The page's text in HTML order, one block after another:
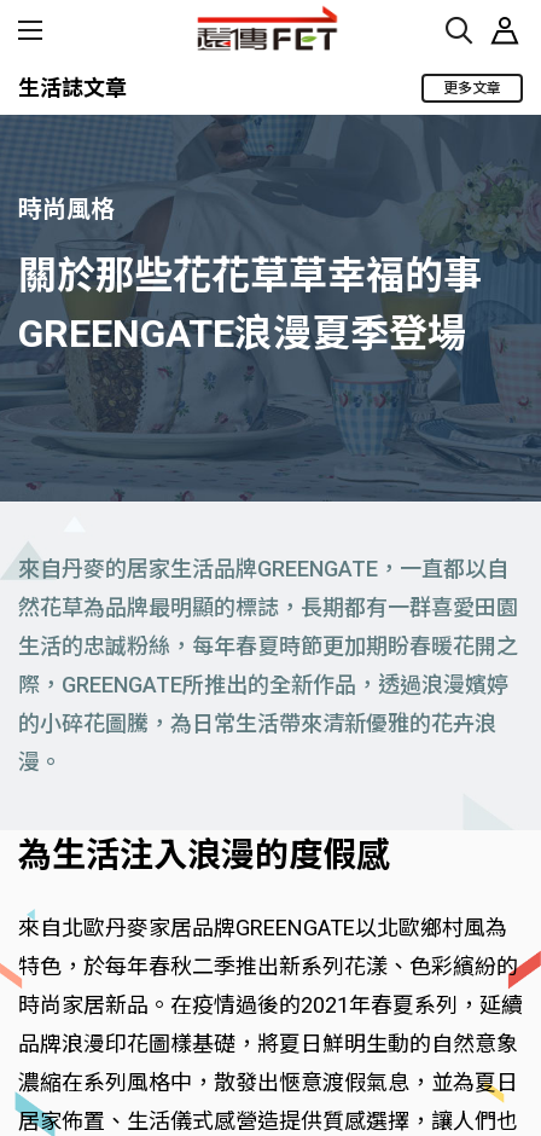
生活誌文章 更多文章
時尚風格
關於那些花花草草幸福的事
GREENGATE浪漫夏季登場
來自丹麥的居家生活品牌GREENGATE，一直都以自
然花草為品牌最明顯的標誌，長期都有一群喜愛田園
生活的忠誠粉絲，每年春夏時節更加期盼春暖花開之
際，GREENGATE所推出的全新作品，透過浪漫嬪婷
的小碎花圖騰，為日常生活帶來清新優雅的花卉浪
漫。
為生活注入浪漫的度假感
來自北歐丹麥家居品牌GREENGATE以北歐鄉村風為
特色，於每年春秋二季推出新系列花漾、色彩繽紛的
時尚家居新品。在疫情過後的2021年春夏系列，延續
品牌浪漫印花圖樣基礎，將夏日鮮明生動的自然意象
濃縮在系列風格中，散發出愜意渡假氣息，並為夏日
居家佈置、生活儀式感營造提供質感選擇，讓人們也